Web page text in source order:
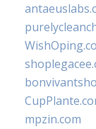
mpzin.com